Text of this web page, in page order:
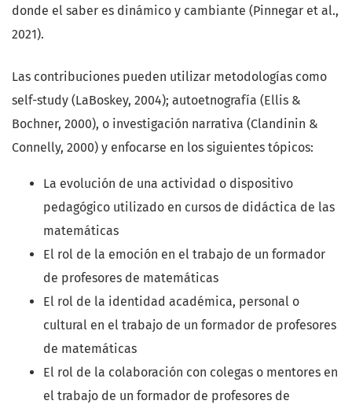
donde el saber es dinámico y cambiante (Pinnegar et al.,
2021).
Las contribuciones pueden utilizar metodologías como
self-study (LaBoskey, 2004); autoetnografía (Ellis &
Bochner, 2000), o investigación narrativa (Clandinin &
Connelly, 2000) y enfocarse en los siguientes tópicos:
La evolución de una actividad o dispositivo
pedagógico utilizado en cursos de didáctica de las
matemáticas
El rol de la emoción en el trabajo de un formador
de profesores de matemáticas
El rol de la identidad académica, personal o
cultural en el trabajo de un formador de profesores
de matemáticas
El rol de la colaboración con colegas o mentores en
el trabajo de un formador de profesores de